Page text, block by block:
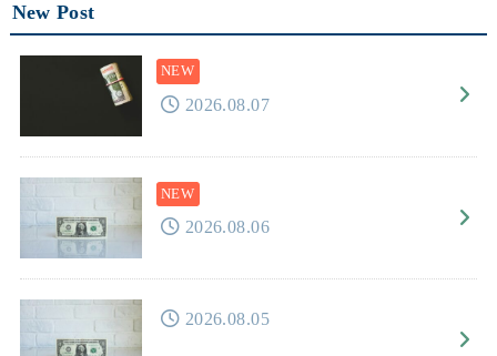
New Post
2026.08.07
2026.08.06
2026.08.05